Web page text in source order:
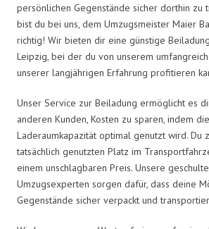
persönlichen Gegenstände sicher dorthin zu
bist du bei uns, dem Umzugsmeister Maier
richtig! Wir bieten dir eine günstige
Leipzig, bei der du von unserem
unserer langjährigen Erfahrung profitieren
Unser Service zur Beiladung ermöglicht es
anderen Kunden, Kosten zu sparen, indem
Laderaumkapazität optimal genutzt wird. Du
tatsächlich genutzten Platz im
einem unschlagbaren Preis. Unsere
Umzugsexperten sorgen dafür, dass deine
Gegenstände sicher verpackt und